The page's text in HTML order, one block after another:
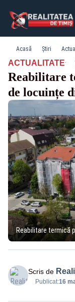
Acasă Știri
ACTUALITATE·
Reabilitare
de locuințe
Reabilitare termică
Scris de
Publicat:16